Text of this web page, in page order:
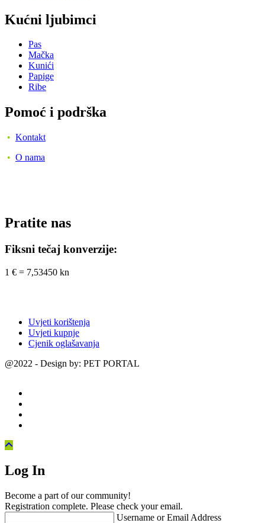
Kućni ljubimci
Pas
Mačka
Kunići
Papige
Ribe
Pomoć i podrška
• Kontakt
• O nama
Pratite nas
Fiksni tečaj konverzije:
1 € = 7,53450 kn
Uvjeti korištenja
Uvjeti kupnje
Cjenik oglašavanja
@2022 - Design by: PET PORTAL
Log In
Become a part of our community!
Registration complete. Please check your email.
Username or Email Address